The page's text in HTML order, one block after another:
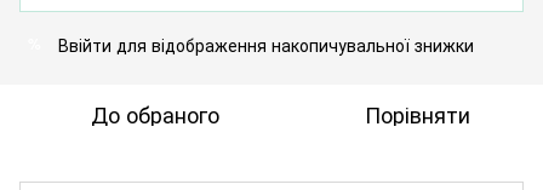
Ввійти для відображення накопичувальної знижки
До обраного Порівняти